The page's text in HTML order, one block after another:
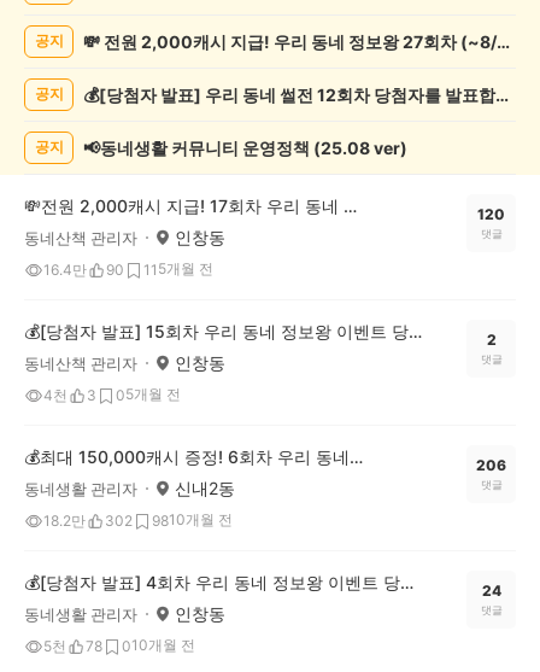
공지 💸 전원 2,000캐시 지급! 우리 동네 정보왕 27회차 (~8/10)
공지 💰[당첨자 발표] 우리 동네 썰전 12회차 당첨자를 발표합니다!
공지 📢동네생활 커뮤니티 운영정책 (25.08 ver)
💸전원 2,000캐시 지급! 17회차 우리 동네 정보왕 이벤트
동네산책 관리자 인창동
16.4만 90 11 5개월 전
120
댓글
💰[당첨자 발표] 15회차 우리 동네 정보왕 이벤트 당첨자를 발표합니다!
동네산책 관리자 인창동
4천 3 05개월 전
2
댓글
💰최대 150,000캐시 증정! 6회차 우리 동네 정보왕 이벤트
동네생활 관리자 신내2동
18.2만 302 9810개월 전
206
댓글
💰[당첨자 발표] 4회차 우리 동네 정보왕 이벤트 당첨자를 발표합니다!
동네생활 관리자 인창동
5천 78 010개월 전
24
댓글